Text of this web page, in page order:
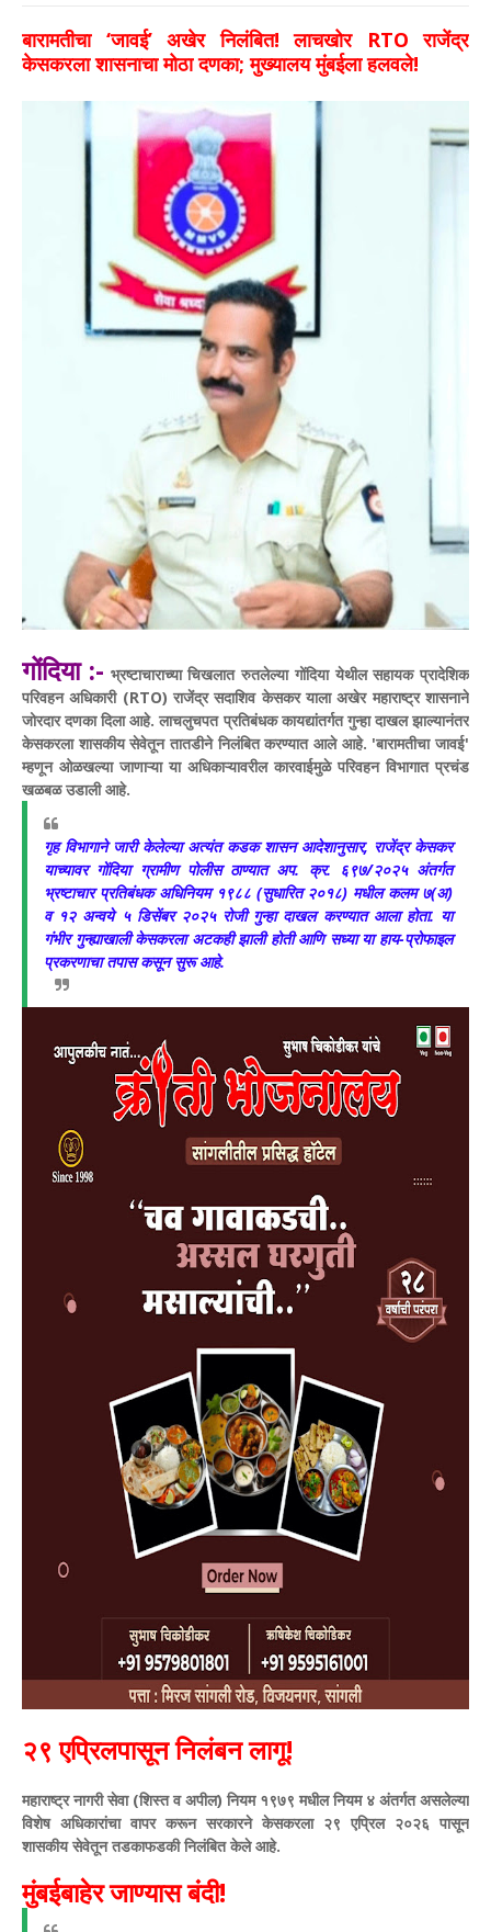
बारामतीचा ‘जावई’ अखेर निलंबित! लाचखोर RTO राजेंद्र
केसकरला शासनाचा मोठा दणका; मुख्यालय मुंबईला हलवले!
गोंदिया :- भ्रष्टाचाराच्या चिखलात रुतलेल्या गोंदिया येथील सहायक प्रादेशिक
परिवहन अधिकारी (RTO) राजेंद्र सदाशिव केसकर याला अखेर महाराष्ट्र शासनाने
जोरदार दणका दिला आहे. लाचलुचपत प्रतिबंधक कायद्यांतर्गत गुन्हा दाखल झाल्यानंतर
केसकरला शासकीय सेवेतून तातडीने निलंबित करण्यात आले आहे. 'बारामतीचा जावई'
म्हणून ओळखल्या जाणाऱ्या या अधिकाऱ्यावरील कारवाईमुळे परिवहन विभागात प्रचंड
खळबळ उडाली आहे.
​गृह विभागाने जारी केलेल्या अत्यंत कडक शासन आदेशानुसार, राजेंद्र केसकर
याच्यावर गोंदिया ग्रामीण पोलीस ठाण्यात अप. क्र. ६९७/२०२५ अंतर्गत
भ्रष्टाचार प्रतिबंधक अधिनियम १९८८ (सुधारित २०१८) मधील कलम ७(अ)
व १२ अन्वये ५ डिसेंबर २०२५ रोजी गुन्हा दाखल करण्यात आला होता. या
गंभीर गुन्ह्याखाली केसकरला अटकही झाली होती आणि सध्या या हाय-प्रोफाइल
प्रकरणाचा तपास कसून सुरू आहे.
​२९ एप्रिलपासून निलंबन लागू!
महाराष्ट्र नागरी सेवा (शिस्त व अपील) नियम १९७९ मधील नियम ४ अंतर्गत असलेल्या
विशेष अधिकारांचा वापर करून सरकारने केसकरला २९ एप्रिल २०२६ पासून
शासकीय सेवेतून तडकाफडकी निलंबित केले आहे.
​मुंबईबाहेर जाण्यास बंदी!